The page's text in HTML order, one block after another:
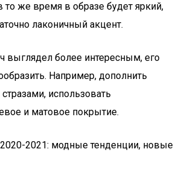
же время в образе будет яркий,
лаконичный акцент.
выглядел более интересным, его
Например, дополнить
использовать
и матовое покрытие.